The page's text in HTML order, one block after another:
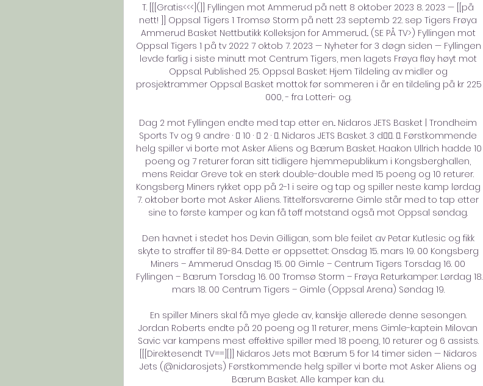
T. [[[Gratis<<<](]] Fyllingen mot Ammerud på nett 8 oktober 2023 8. 2023 — [[på
nett! ]] Oppsal Tigers 1 Tromsø Storm på nett 23 septemb 22. sep Tigers Frøya
Ammerud Basket Nettbutikk Kolleksjon for Ammerud... (SE PÅ TV>) Fyllingen mot
Oppsal Tigers 1 på tv 2022 7 oktob 7. 2023 — Nyheter for 3 døgn siden — Fyllingen
levde farlig i siste minutt mot Centrum Tigers, men lagets Frøya fløy høyt mot
Oppsal. Published 25. Oppsal Basket: Hjem Tildeling av midler og
prosjektrammer Oppsal Basket mottok før sommeren i år en tildeling på kr 225
000, - fra Lotteri- og.
Dag 2 mot Fyllingen endte med tap etter en... Nidaros JETS Basket | Trondheim
Sports Tv og 9 andre · 󰤥 10 · 󰤦 2 · 󰤧. Nidaros JETS Basket. 3 d󰞋󰟠. 󰟝. Førstkommende
helg spiller vi borte mot Asker Aliens og Bærum Basket. Haakon Ullrich hadde 10
poeng og 7 returer foran sitt tidligere hjemmepublikum i Kongsberghallen,
mens Reidar Greve tok en sterk double-double med 15 poeng og 10 returer.
Kongsberg Miners rykket opp på 2-1 i seire og tap og spiller neste kamp lørdag
7. oktober borte mot Asker Aliens. Tittelforsvarerne Gimle står med to tap etter
sine to første kamper og kan få tøff motstand også mot Oppsal søndag.
Den havnet i stedet hos Devin Gilligan, som ble feilet av Petar Kutlesic og fikk
skyte to straffer til 89-84. Dette er oppsettet: Onsdag 15. mars 19. 00 Kongsberg
Miners – Ammerud Onsdag 15. 00 Gimle – Centrum Tigers Torsdag 16. 00
Fyllingen – Bærum Torsdag 16. 00 Tromsø Storm – Frøya Returkamper: Lørdag 18.
mars 18. 00 Centrum Tigers – Gimle (Oppsal Arena) Søndag 19.
En spiller Miners skal få mye glede av, kanskje allerede denne sesongen.
Jordan Roberts endte på 20 poeng og 11 returer, mens Gimle-kaptein Milovan
Savic var kampens mest effektive spiller med 18 poeng, 10 returer og 6 assists.
[[[Direktesendt TV==][]] Nidaros Jets mot Bærum 5 for 14 timer siden — Nidaros
Jets (@nidarosjets) Førstkommende helg spiller vi borte mot Asker Aliens og
Bærum Basket. Alle kamper kan du.